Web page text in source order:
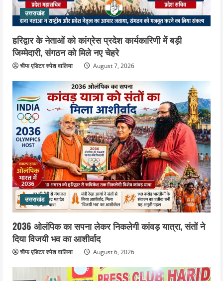
उत्तराखंड
हरिद्वार के नेताओं को कांग्रेस प्रदेश कार्यकारिणी में बड़ी
जिम्मेदारी, संगठन को मिले नए चेहरे
चीफ एडिटर रुपेश वालिया August 7, 2026
उत्तराखंड
2036 ओलंपिक का सपना लेकर निकलेगी कांवड़ यात्रा, संतों ने
दिया विजयी भव का आशीर्वाद
चीफ एडिटर रुपेश वालिया August 6, 2026